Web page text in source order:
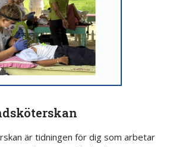
är tidningen för dig som arbetar